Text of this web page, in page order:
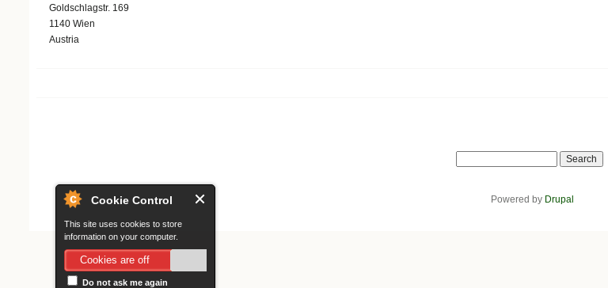
Cookie Control
This site uses cookies to store
information on your computer.
Cookies are off
Do not ask me again
Goldschlagstr. 169
1140 Wien
Austria
Powered by Drupal